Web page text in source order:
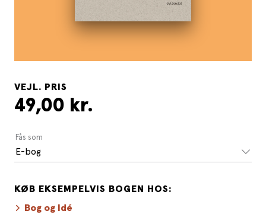
VEJL. PRIS
49,00 kr.
Fås som
E-bog
KØB EKSEMPELVIS BOGEN HOS:
Bog og Idé